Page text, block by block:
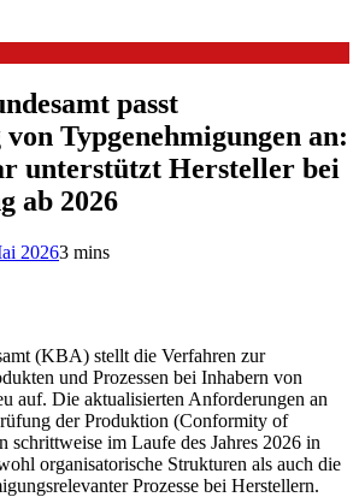
passt
Typgenehmigungen an:
unterstützt Hersteller bei
ab 2026
20263 mins
(KBA) stellt die Verfahren zur
und Prozessen bei Inhabern von
auf. Die aktualisierten Anforderungen an
der Produktion (Conformity of
schrittweise im Laufe des Jahres 2026 in
organisatorische Strukturen als auch die
Prozesse bei Herstellern.